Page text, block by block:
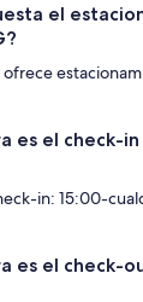
el
ofrece
es el check-
in: 15:00-
es el check-